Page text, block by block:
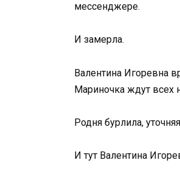
мессенджере.
И замерла.
Валентина Игоревна
Мариночка ждут всех
Родня бурлила,
И тут Валентина